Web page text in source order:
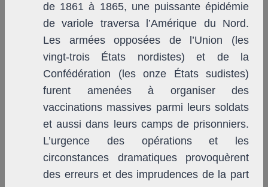
de 1861 à 1865, une puissante épidémie
de variole traversa l’Amérique du Nord.
Les armées opposées de l’Union (les
vingt-trois États nordistes) et de la
Confédération (les onze États sudistes)
furent amenées à organiser des
vaccinations massives parmi leurs soldats
et aussi dans leurs camps de prisonniers.
L’urgence des opérations et les
circonstances dramatiques provoquèrent
des erreurs et des imprudences de la part